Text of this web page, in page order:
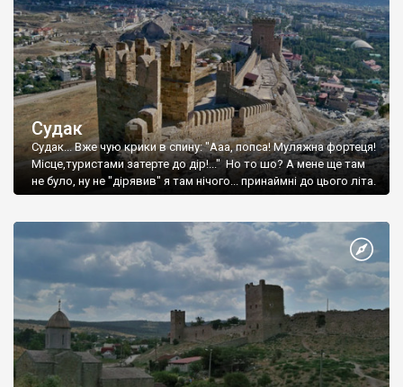
Судак
Судак... Вже чую крики в спину: "Ааа, попса! Муляжна фортеця!
Місце,туристами затерте до дір!..." Но то шо? А мене ще там
не було, ну не "дірявив" я там нічого... принаймні до цього літа.